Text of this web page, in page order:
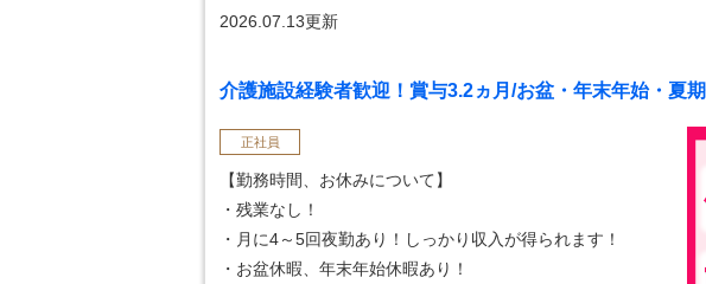
2026.07.13更新
介護施設経験者歓迎！賞与3.2ヵ月/お盆・年末年始・夏
正社員
【勤務時間、お休みについて】
・残業なし！
・月に4～5回夜勤あり！しっかり収入が得られます！
・お盆休暇、年末年始休暇あり！